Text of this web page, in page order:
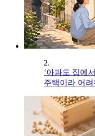
2.
‘아파도 집에
주택이라 어려